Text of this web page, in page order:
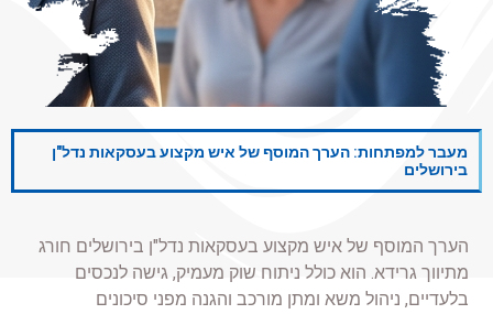
מעבר למפתחות: הערך המוסף של איש מקצוע בעסקאות נדל"ן
בירושלים
הערך המוסף של איש מקצוע בעסקאות נדל"ן בירושלים חורג
מתיווך גרידא. הוא כולל ניתוח שוק מעמיק, גישה לנכסים
בלעדיים, ניהול משא ומתן מורכב והגנה מפני סיכונים